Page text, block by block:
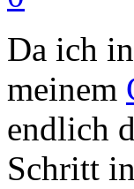
Da ich
meinem
endlich
Schritt